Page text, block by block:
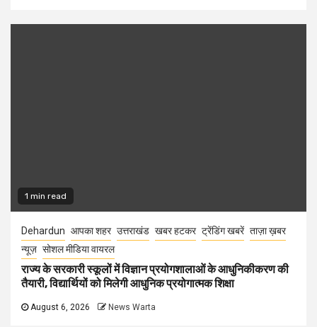
1 min read
Dehardun आपका शहर उत्तराखंड खबर हटकर ट्रेंडिंग खबरें ताज़ा ख़बर
न्यूज़ सोशल मीडिया वायरल
राज्य के सरकारी स्कूलों में विज्ञान प्रयोगशालाओं के आधुनिकीकरण की
तैयारी, विद्यार्थियों को मिलेगी आधुनिक प्रयोगात्मक शिक्षा
August 6, 2026 News Warta